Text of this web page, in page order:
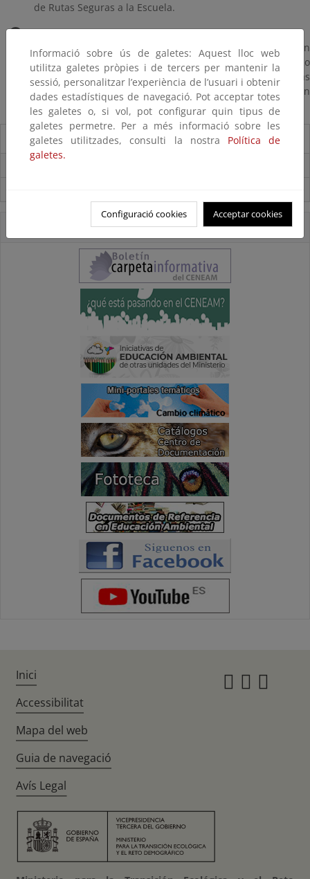
de Rutas Seguras a la Escuela.
La cittá dei bambini-La ciudad de los niños
En esta página encontramos información y recursos en
torno al proyecto internacional impulsado por Francesco
Tonucci, que tanta influencia ha tenido en muchas de las
iniciativas de mejora urbana y de movilidad centradas en
la infancia.
Destacados
Informació sobre ús de galetes: Aquest lloc web
utilitza galetes pròpies i de tercers per mantenir la
sessió, personalitzar l’experiència de l’usuari i obtenir
dades estadístiques de navegació. Pot acceptar totes
les galetes o, si vol, pot configurar quin tipus de
galetes permetre. Per a més informació sobre les
galetes utilitzades, consulti la nostra Política de
galetes.
Configuració cookies Acceptar cookies
Inici
Accessibilitat
Mapa del web
Guia de navegació
Avís Legal